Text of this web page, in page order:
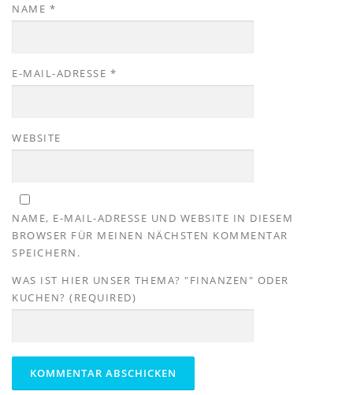
NAME *
E-MAIL-ADRESSE *
WEBSITE
NAME, E-MAIL-ADRESSE UND WEBSITE IN DIESEM
BROWSER FÜR MEINEN NÄCHSTEN KOMMENTAR
SPEICHERN.
WAS IST HIER UNSER THEMA? "FINANZEN" ODER
KUCHEN? (REQUIRED)